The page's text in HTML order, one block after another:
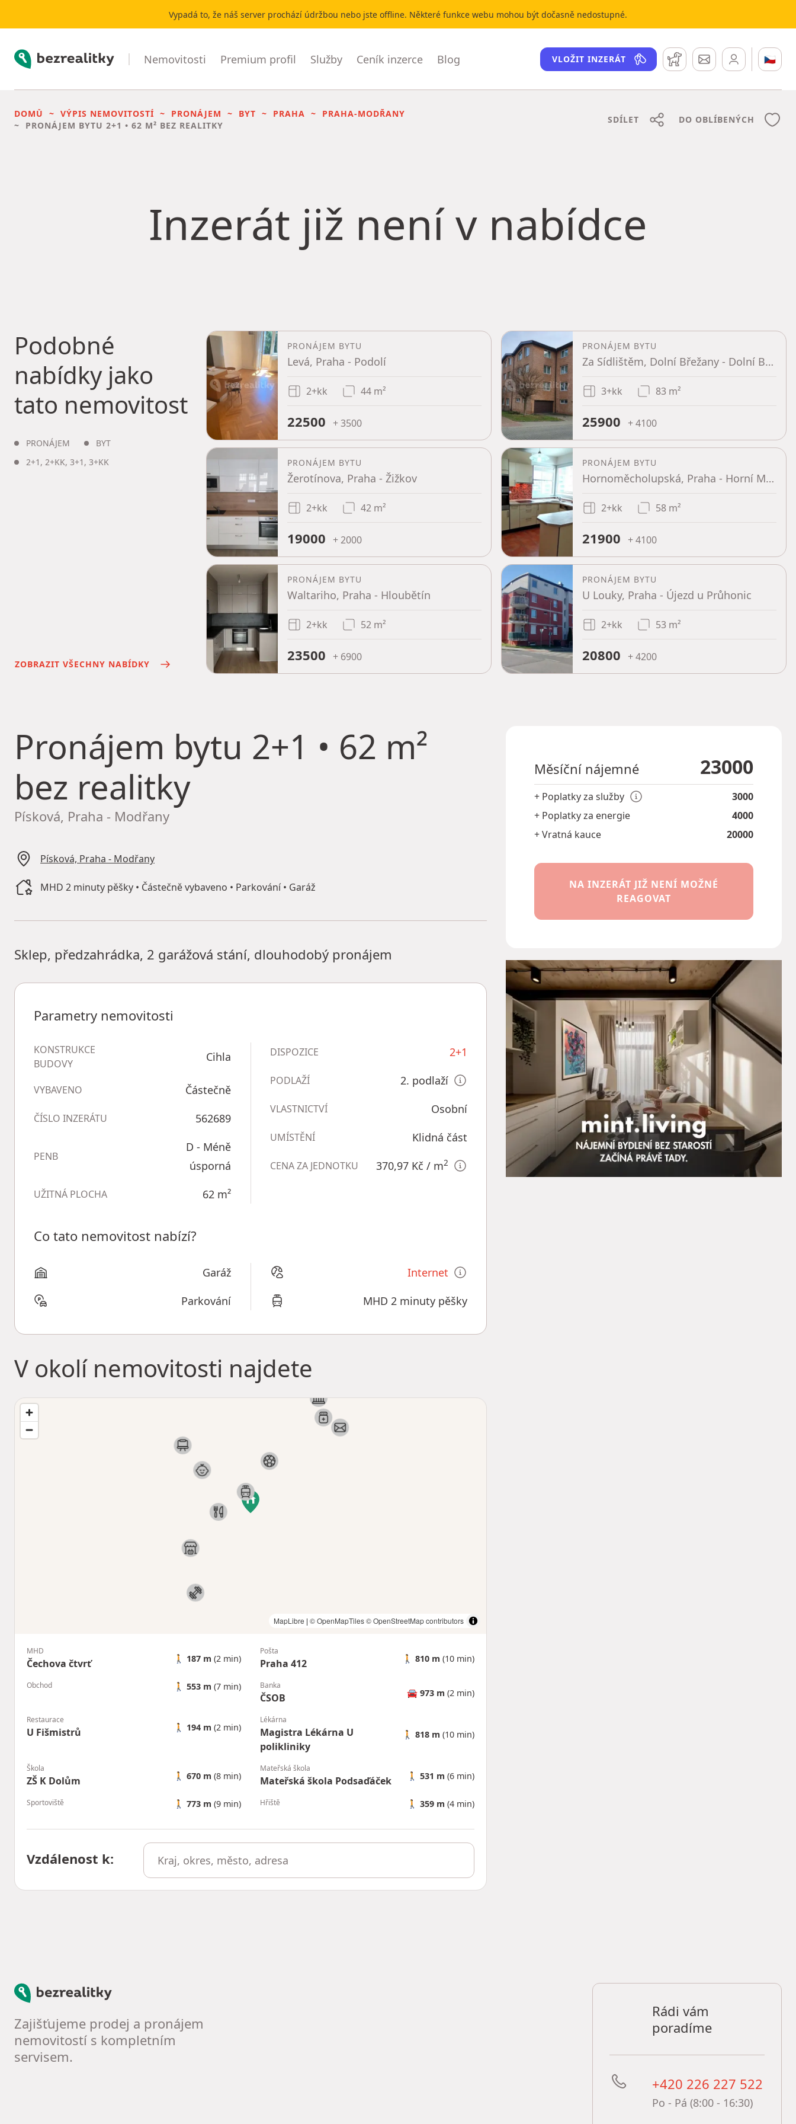
Vypadá to, že náš server prochází údržbou nebo jste offline. Některé funkce webu mohou být dočasně nedostupné.
Bezrealitky Nemovitosti Premium profil Služby Ceník inzerce Blog VLOŽIT INZERÁT Hlídací pesZprávy 🇨🇿
DOMŮ VÝPIS NEMOVITOSTÍ PRONÁJEM BYT PRAHA
PRAHA-MODŘANY
PRONÁJEM BYTU 2+1 • 62 M² BEZ REALITKY
SDÍLET DO OBLÍBENÝCH
Inzerát již není v nabídce
Podobné
nabídky jako
tato nemovitost
PRONÁJEM
BYT
2+1 , 2+KK, 3+1 , 3+KK
ZOBRAZIT VŠECHNY NABÍDKY
PRONÁJEM BYTU
Levá, Praha - Podolí
2+kk 44 m²
22500 + 3500
PRONÁJEM BYTU
Za Sídlištěm, Dolní Břežany - Dolní Břežany, Středočeský kraj
3+kk 83 m²
25900 + 4100
PRONÁJEM BYTU
Žerotínova, Praha - Žižkov
2+kk 42 m²
19000 + 2000
PRONÁJEM BYTU
Hornoměcholupská, Praha - Horní Měcholupy
2+kk 58 m²
21900 + 4100
PRONÁJEM BYTU
Waltariho, Praha - Hloubětín
2+kk 52 m²
23500 + 6900
PRONÁJEM BYTU
U Louky, Praha - Újezd u Průhonic
2+kk 53 m²
20800 + 4200
Pronájem bytu 2+1 • 62 m²
bez realitky
Písková, Praha - Modřany
Písková, Praha - Modřany
MHD 2 minuty pěšky • Částečně vybaveno • Parkování • Garáž
Sklep, předzahrádka, 2 garážová stání, dlouhodobý pronájem
Parametry nemovitosti
KONSTRUKCE
BUDOVY
Cihla
VYBAVENO Částečně
ČÍSLO INZERÁTU 562689
PENB
D - Méně
úsporná
UŽITNÁ PLOCHA 62 m²
DISPOZICE 2+1
PODLAŽÍ 2. podlaží
VLASTNICTVÍ Osobní
UMÍSTĚNÍ Klidná část
CENA ZA JEDNOTKU 370,97 Kč / m2
Co tato nemovitost nabízí?
Garáž
Parkování
Internet
MHD 2 minuty pěšky
V okolí nemovitosti najdete
MapLibre | © OpenMapTiles© OpenStreetMap contributors
MHD
Čechova čtvrť 🚶 187 m (2 min)
Pošta
Praha 412 🚶 810 m (10 min)
Obchod 🚶 553 m (7 min) Banka
ČSOB 🚘 973 m (2 min)
Restaurace
U Fišmistrů 🚶 194 m (2 min)
Lékárna
Magistra Lékárna U
polikliniky
🚶 818 m (10 min)
Škola
ZŠ K Dolům 🚶 670 m (8 min)
Mateřská škola
Mateřská škola Podsaďáček 🚶 531 m (6 min)
Sportoviště 🚶 773 m (9 min) Hřiště 🚶 359 m (4 min)
Vzdálenost k:
Měsíční nájemné 23000
+ Poplatky za služby
3000
+ Poplatky za energie
4000
+ Vratná kauce
20000
NA INZERÁT JIŽ NENÍ MOŽNÉ
REAGOVAT
Bezrealitky
Zajišťujeme prodej a pronájem
nemovitostí s kompletním
servisem.
Rádi vám
poradíme
+420 226 227 522
Po - Pá (8:00 - 16:30)